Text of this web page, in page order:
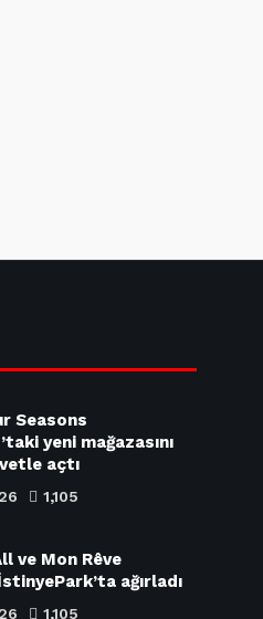
Seasons
yeni mağazasını
açtı
1,105
ve Mon Rêve
ağırladı
1,105